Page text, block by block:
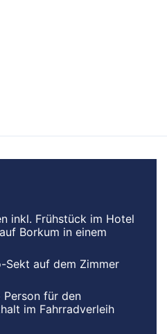
inkl. Frühstück im Hotel
Borkum in einem
Sekt auf dem Zimmer
Person für den
im Fahrradverleih